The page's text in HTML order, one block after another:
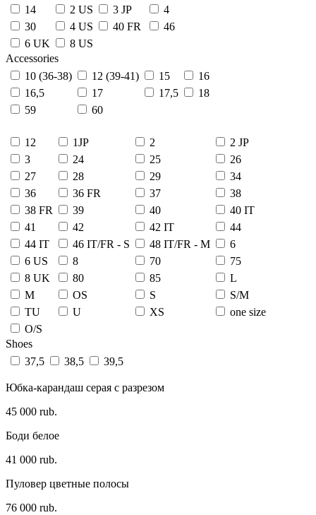
14
2 US 3 JP
4
30
4 US 40 FR
46
6 UK
8 US
Accessories
10 (36-38)
12 (39-41) 15
16
16,5
17 17,5
18
59
60
12 1JP 2
2 JP
3
24 25
26
27
28 29
34
36
36 FR 37
38
38 FR
39 40
40 IT
41
42 42 IT
44
44 IT
46 IT/FR - S 48 IT/FR - M
6
6 US
8 70
75
8 UK
80 85
L
M
OS S
S/M
TU
U XS
one size
О/S
Shoes
37,5
38,5 39,5
Юбка-карандаш серая с разрезом
45 000 rub.
Боди белое
41 000 rub.
Пуловер цветные полосы
76 000 rub.